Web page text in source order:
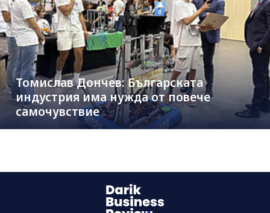
Томислав Дончев: Българската
индустрия има нужда от повече
самочувствие